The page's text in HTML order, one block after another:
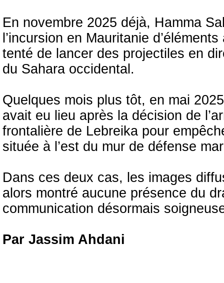
En novembre 2025 déjà, Hamma
l’incursion en Mauritanie
tenté de lancer des projectiles en
du Sahara occidental.
Quelques mois plus tôt, en mai
avait eu lieu après la décision de
frontalière de Lebreika pour
située à l’est du mur de défense
Dans ces deux cas, les images
alors montré aucune présence du
communication désormais
Par Jassim Ahdani